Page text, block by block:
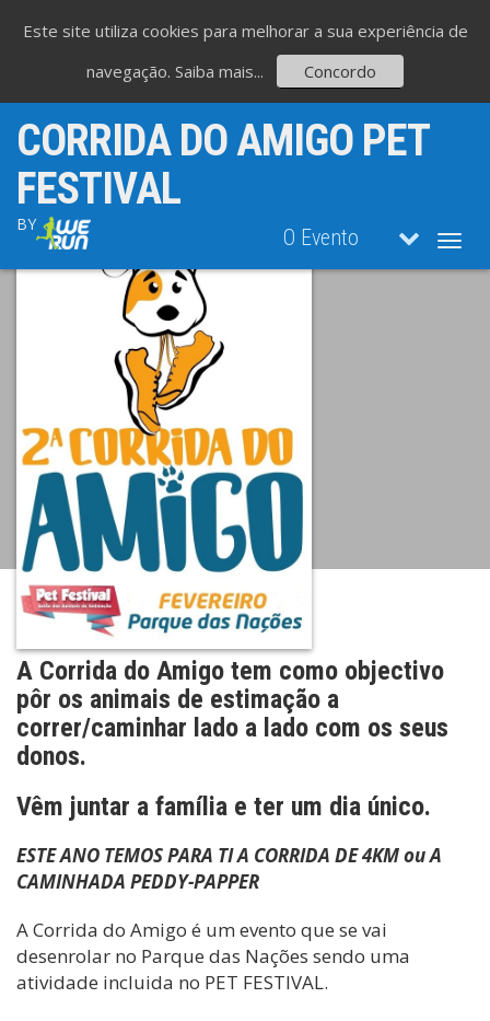
CORRIDA DO AMIGO PET
FESTIVAL
BY O Evento
A Corrida do Amigo tem como objectivo
pôr os animais de estimação a
correr/caminhar lado a lado com os seus
donos.
Vêm juntar a família e ter um dia único.
ESTE ANO TEMOS PARA TI A CORRIDA DE 4KM ou A
CAMINHADA PEDDY-PAPPER
A Corrida do Amigo é um evento que se vai
desenrolar no Parque das Nações sendo uma
atividade incluida no PET FESTIVAL.
Este site utiliza cookies para melhorar a sua experiência de
navegação. Saiba mais... Concordo